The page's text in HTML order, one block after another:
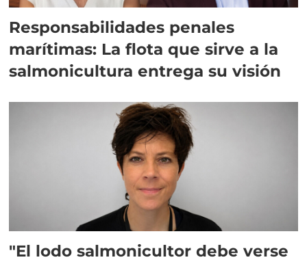
Responsabilidades penales
marítimas: La flota que sirve a la
salmonicultura entrega su visión
"El lodo salmonicultor debe verse